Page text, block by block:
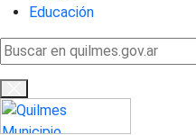
Educación